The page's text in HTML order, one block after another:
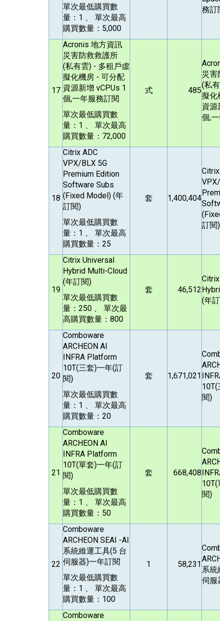
單次最低購買數
量：1 、 單次最高
購買數量：5,000
務訂
17
Acronis 地方資訊
災害防救救護所
(私有雲) - 多租戶虛
擬化機房 - 可分配
資源新增 vCPUs 1
個,一年服務訂閱
單次最低購買數
量：1 、 單次最高
購買數量：72,000
式 485
災害
(私
擬化
資源
個,
18
Citrix ADC
VPX/BLX 5G
Premium Edition
Software Subs
(Fixed Model) (年
訂閱)
單次最低購買數
量：1 、 單次最高
購買數量：25
套 1,400,404
訂閱)
19
Citrix Universal
Hybrid Multi-Cloud
(年訂閱)
單次最低購買數
量：250 、 單次最
高購買數量：800
套 46,512
(年
20
Comboware
ARCHEON AI
INFRA Platform
10T(三套)一年(訂
閱)
單次最低購買數
量：1 、 單次最高
購買數量：20
套 1,671,021
10T(
閱)
21
Comboware
ARCHEON AI
INFRA Platform
10T(單套)一年(訂
閱)
單次最低購買數
量：1 、 單次最高
購買數量：50
套 668,408
10T(
閱)
22
Comboware
ARCHEON SEAI -AI
系統維運工具(5 台
伺服器)一年訂閱
單次最低購買數
量：1 、 單次最高
購買數量：100
1 58,231
系統
伺服
Comboware